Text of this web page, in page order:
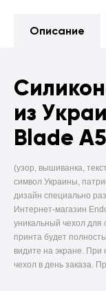
Описание
из
Blade
(узор, вышиванка,
символ Украины,
дизайн специально
Интернет-магазин
уникальный чехол
принта будет
видите на экране.
чехол в день заказа.